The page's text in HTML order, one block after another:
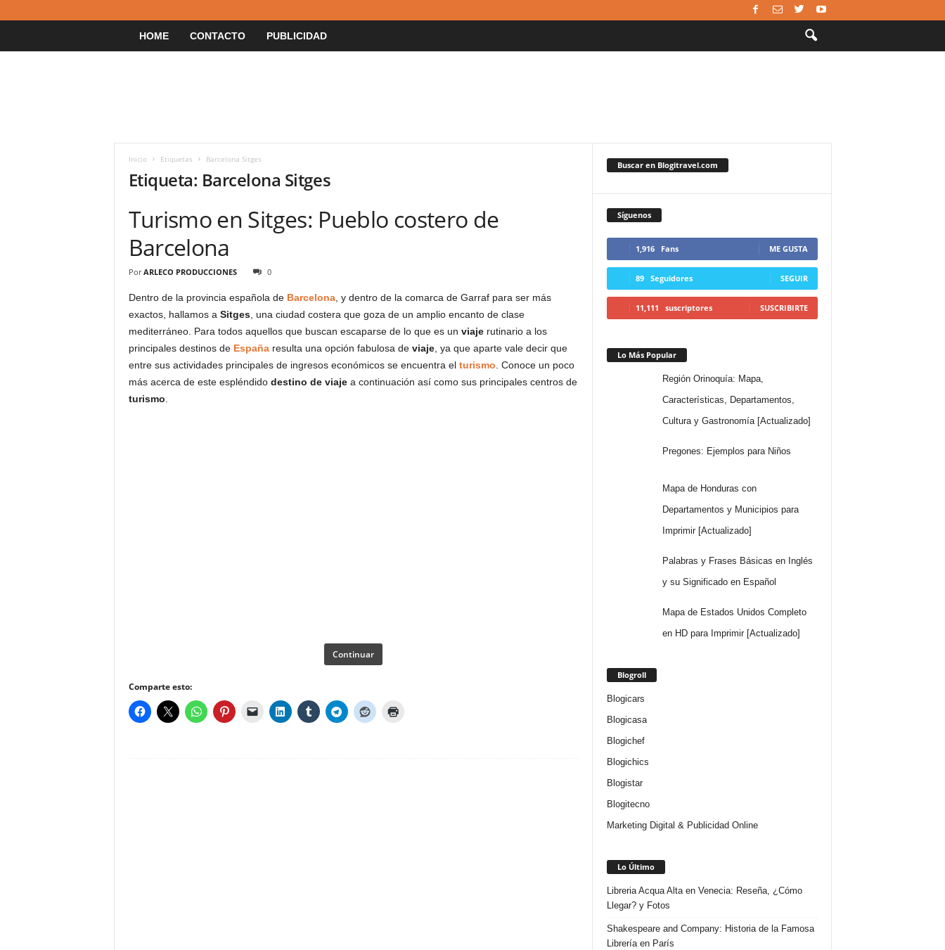
HOME CONTACTO PUBLICIDAD
Inicio Etiquetas Barcelona Sitges
Etiqueta: Barcelona Sitges
Turismo en Sitges: Pueblo costero de
Barcelona
Por ARLECO PRODUCCIONES 0
Dentro de la provincia española de Barcelona, y dentro de la comarca de Garraf para ser más
exactos, hallamos a Sitges, una ciudad costera que goza de un amplio encanto de clase
mediterráneo. Para todos aquellos que buscan escaparse de lo que es un viajerutinario a los
principales destinos de Españaresulta una opción fabulosa de viaje, ya que aparte vale decir que
entre sus actividades principales de ingresos económicos se encuentra el turismo . Conoce un poco
más acerca de este espléndido destino de viajea continuación así como sus principales centros de
turismo
Continuar
Comparte esto:
Buscar en Blogitravel.com
Síguenos
1,916 Fans ME GUSTA
89 Seguidores SEGUIR
11,111 suscriptores SUSCRIBIRTE
Lo Más Popular
Región Orinoquía: Mapa,
Características, Departamentos,
Cultura y Gastronomía [Actualizado]
Pregones: Ejemplos para Niños
Mapa de Honduras con
Departamentos y Municipios para
Imprimir [Actualizado]
Palabras y Frases Básicas en Inglés
y su Significado en Español
Mapa de Estados Unidos Completo
en HD para Imprimir [Actualizado]
Blogroll
Blogicars
Blogicasa
Blogichef
Blogichics
Blogistar
Blogitecno
Marketing Digital & Publicidad Online
Lo Último
Libreria Acqua Alta en Venecia: Reseña, ¿Cómo
Llegar? y Fotos
Shakespeare and Company: Historia de la Famosa
Librería en París